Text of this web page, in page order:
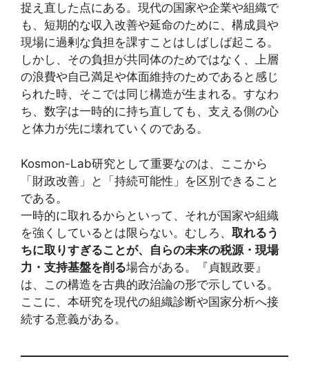
捉え直した点にある。現代の国家や企業や組織で
も、短期的な収入改善や延命のために、構成員や
現場に過剰な負担を課すことはしばしば起こる。
しかし、その負担が共同体のためではなく、上層
の浪費や自己満足や体面維持のためであると感じ
られた時、そこでは同じ構造が生まれる。すなわ
ち、数字は一時的に持ち直しても、支える側の心
と体力が先に壊れていくのである。
Kosmon-Lab研究として重要なのは、ここから
「財政改善」と「持続可能性」を区別できること
である。
一時的に取れるからといって、それが国家や組織
を強くしているとは限らない。むしろ、 取れるう
ちに取りすぎることが、自らの未来の税源・現場
力・支持基盤を削る場合がある。『貞観政要』
は、この構造を古典的政治論の形で示している。
ここに、本研究を現代の組織診断や国家分析へ接
続する意義がある。